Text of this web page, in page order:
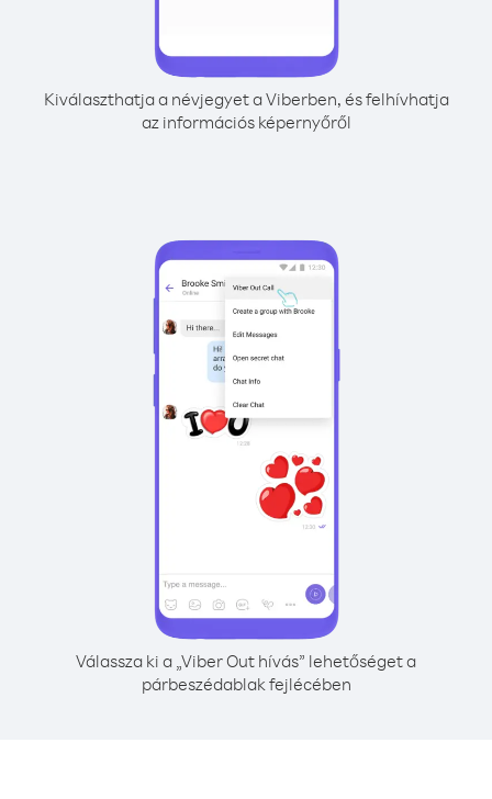
Kiválaszthatja a névjegyet a Viberben, és felhívhatja
az információs képernyőről
Válassza ki a „Viber Out hívás” lehetőséget a
párbeszédablak fejlécében